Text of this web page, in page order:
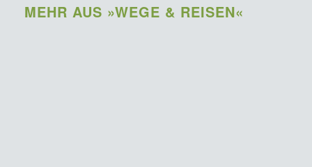
MEHR AUS »WEGE & REISEN«